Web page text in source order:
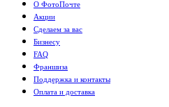
О ФотоПочте
Акции
Сделаем за вас
Бизнесу
FAQ
Франшиза
Поддержка и контакты
Оплата и доставка